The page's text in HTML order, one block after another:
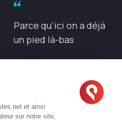
Parce qu'ici on a déjà
un pied là-bas
PVTISTES.NET
et ainsi
sur notre site,